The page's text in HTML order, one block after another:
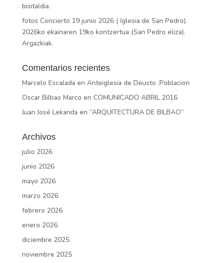
bisitaldia.
fotos Concierto 19 junio 2026 ( Iglesia de San Pedro).
2026ko ekainaren 19ko kontzertua (San Pedro eliza).
Argazkiak.
Comentarios recientes
Marcelo Escalada en Anteiglesia de Deusto .Poblacion
Oscar Bilbao Marco en COMUNICADO ABRIL 2016
Juan José Lekanda en “ARQUITECTURA DE BILBAO”
Archivos
julio 2026
junio 2026
mayo 2026
marzo 2026
febrero 2026
enero 2026
diciembre 2025
noviembre 2025